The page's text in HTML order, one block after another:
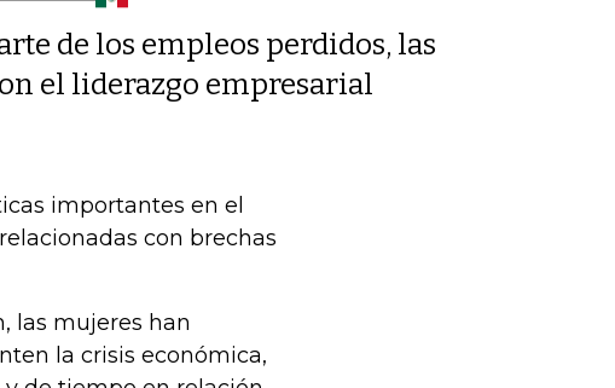
de los empleos perdidos, las
el liderazgo empresarial
importantes en el
con brechas
las mujeres han
la crisis económica,